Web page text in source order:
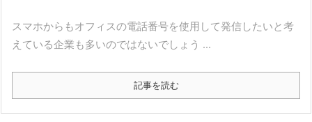
スマホからもオフィスの電話番号を使用して発信したいと考
えている企業も多いのではないでしょう ...
記事を読む